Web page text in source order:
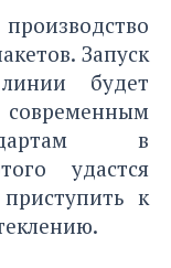
Запуск
будет
в
удастся
к